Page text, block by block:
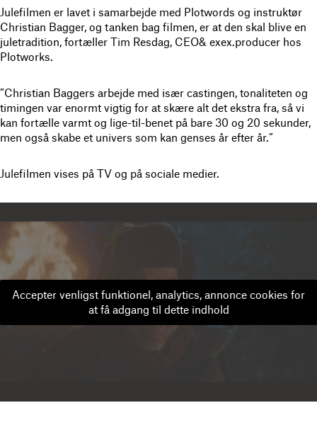
Julefilmen er lavet i samarbejde med Plotwords og instruktør
Christian Bagger, og tanken bag filmen, er at den skal blive en
juletradition, fortæller Tim Resdag, CEO& exex.producer hos
Plotworks.
”Christian Baggers arbejde med især castingen, tonaliteten og
timingen var enormt vigtig for at skære alt det ekstra fra, så vi
kan fortælle varmt og lige-til-benet på bare 30 og 20 sekunder,
men også skabe et univers som kan genses år efter år.”
Julefilmen vises på TV og på sociale medier.
Accepter venligst funktionel, analytics, annonce cookies for
at få adgang til dette indhold